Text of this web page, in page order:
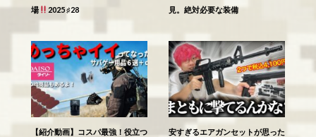
場
2025 ♯28
見。絶対必要な装備
【紹介動画】コスパ最強！役立つ
安すぎるエアガンセットが思った